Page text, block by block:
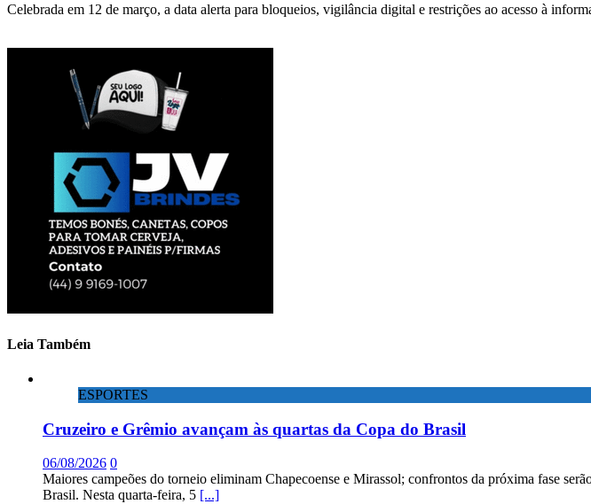
Celebrada em 12 de março, a data alerta para bloqueios, vigilância digital e restrições ao acesso à
Leia Também
ESPORTES
Cruzeiro e Grêmio avançam às quartas da Copa do Brasil
06/08/2026 0
Maiores campeões do torneio eliminam Chapecoense e Mirassol; confrontos da próxima fase
Brasil. Nesta quarta-feira, 5 [...]